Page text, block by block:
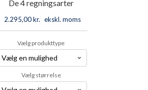
De 4 regningsarter
2.295,00kr. ekskl. moms
Vælg produkttype
Vælg størrelse